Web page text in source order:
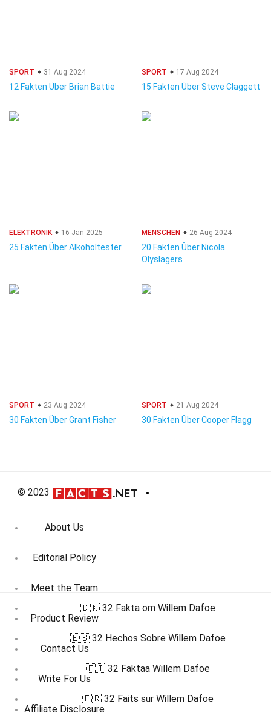
SPORT 31 Aug 2024
12 Fakten Über Brian Battie
SPORT 17 Aug 2024
15 Fakten Über Steve Claggett
ELEKTRONIK 16 Jan 2025
25 Fakten Über Alkoholtester
MENSCHEN 26 Aug 2024
20 Fakten Über Nicola
Olyslagers
SPORT 23 Aug 2024
30 Fakten Über Grant Fisher
SPORT 21 Aug 2024
30 Fakten Über Cooper Flagg
© 2023
About Us
Editorial Policy
Meet the Team
Product Review
Contact Us
Write For Us
Affiliate Disclosure
🇩🇰 32 Fakta om Willem Dafoe
🇪🇸 32 Hechos Sobre Willem Dafoe
🇫🇮 32 Faktaa Willem Dafoe
🇫🇷 32 Faits sur Willem Dafoe